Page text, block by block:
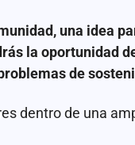
una idea
la oportunidad
de
dentro de una